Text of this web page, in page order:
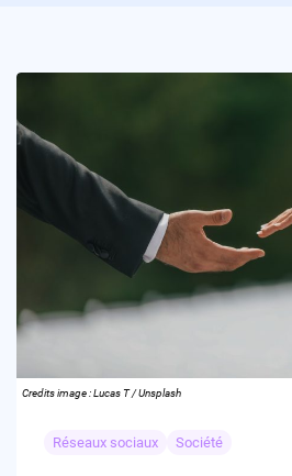
Credits image : Lucas T / Unsplash
Réseaux sociaux Société